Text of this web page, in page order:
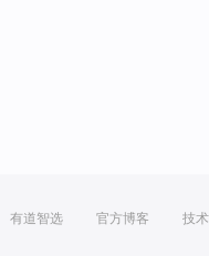
有道智选 官方博客 技